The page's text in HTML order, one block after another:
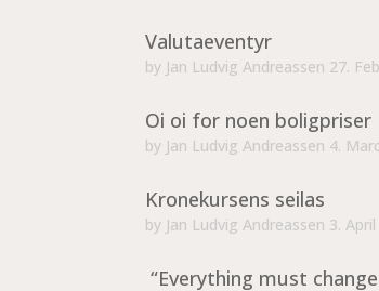
Valutaeventyr
by Jan Ludvig Andreassen 27.
Oi oi for noen boligpriser
by Jan Ludvig Andreassen 4.
Kronekursens seilas
by Jan Ludvig Andreassen 3.
“Everything must